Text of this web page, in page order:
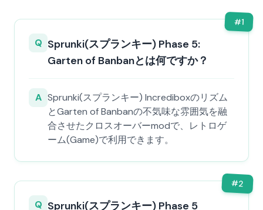
#1
Q Sprunki(スプランキー) Phase 5:
Garten of Banbanとは何ですか？
A Sprunki(スプランキー) Incrediboxのリズム
とGarten of Banbanの不気味な雰囲気を融
合させたクロスオーバーmodで、レトロゲ
ーム(Game)で利用できます。
#2
Q Sprunki(スプランキー) Phase 5